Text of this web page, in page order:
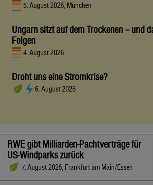
5. August 2026, München
Ungarn sitzt auf dem Trockenen – und
Folgen
4. August 2026
Droht uns eine Stromkrise?
6. August 2026
RWE gibt Milliarden-Pachtverträge für
US-Windparks zurück
7. August 2026, Frankfurt am Main/Essen